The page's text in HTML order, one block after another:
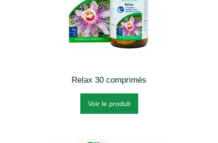
Relax 30 comprimés
Voir le produit